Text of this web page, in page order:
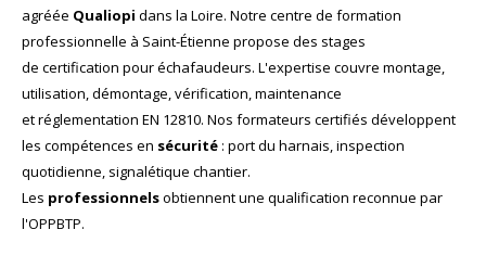
agréée Qualiopi dans la Loire. Notre centre de formation
professionnelle à Saint-Étienne propose des stages
de certification pour échafaudeurs. L'expertise couvre montage,
utilisation, démontage, vérification, maintenance
et réglementation EN 12810. Nos formateurs certifiés développent
les compétences en sécurité : port du harnais, inspection
quotidienne, signalétique chantier.
Les professionnelsobtiennent une qualification reconnue par
l'OPPBTP.